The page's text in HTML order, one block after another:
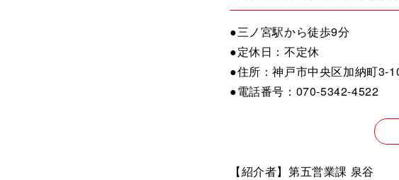
●三ノ宮駅から徒歩9分
●定休日：不定休
●住所：神戸市中央区加納町
●電話番号：070-5342-4522
【紹介者】第五営業課 泉谷